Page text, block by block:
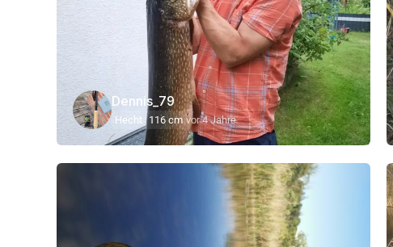
Dennis_79
Hecht 116 cm vor 4 Jahre